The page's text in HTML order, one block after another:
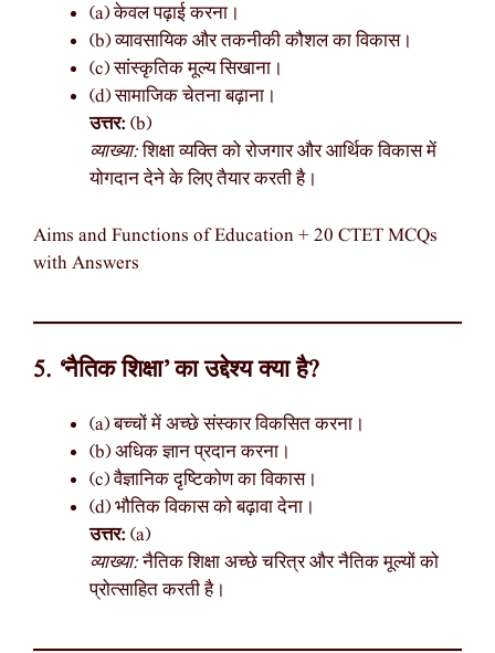
(a) केवल पढ़ाई करना।
(b) व्यावसायिक और तकनीकी कौशल का विकास।
(c) सांस्कृतिक मूल्य सिखाना।
(d) सामाजिक चेतना बढ़ाना।
उत्तर: (b)
व्याख्या:शिक्षा व्यक्ति को रोजगार और आर्थिक विकास में
योगदान देने के लिए तैयार करती है।
Aims and Functions of Education + 20 CTET MCQs
with Answers
5. ‘नैतिक शिक्षा’ का उद्देश्य क्या है?
(a) बच्चों में अच्छे संस्कार विकसित करना।
(b) अधिक ज्ञान प्रदान करना।
(c) वैज्ञानिक दृष्टिकोण का विकास।
(d) भौतिक विकास को बढ़ावा देना।
उत्तर: (a)
व्याख्या:नैतिक शिक्षा अच्छे चरित्र और नैतिक मूल्यों को
प्रोत्साहित करती है।